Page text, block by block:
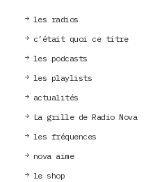
les radios
c’était quoi ce titre
les podcasts
les playlists
actualités
La grille de Radio Nova
les fréquences
nova aime
le shop